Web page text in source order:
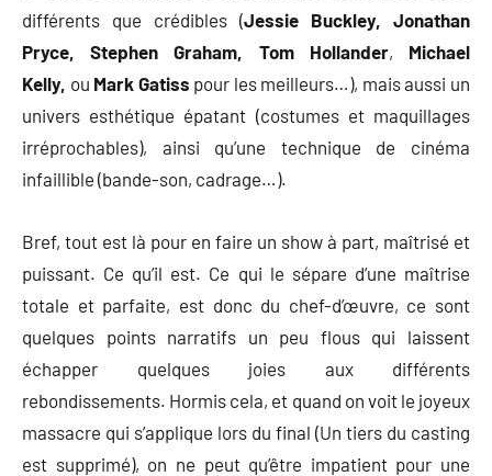
différents que crédibles (Jessie Buckley,
Jonathan
Pryce, Stephen Graham, Tom Hollander, Michael
Kelly, ou Mark Gatiss pour les meilleurs…), mais aussi un
univers esthétique épatant (costumes et maquillages
irréprochables), ainsi qu’une technique de cinéma
infaillible (bande-son, cadrage…).
Bref, tout est là pour en faire un show à part, maîtrisé et
puissant. Ce qu’il est. Ce qui le sépare d’une maîtrise
totale et parfaite, est donc du chef-d’œuvre, ce sont
quelques points narratifs un peu flous qui laissent
échapper quelques joies aux différents
rebondissements. Hormis cela, et quand on voit le joyeux
massacre qui s’applique lors du final (Un tiers du casting
est supprimé), on ne peut qu’être impatient pour une